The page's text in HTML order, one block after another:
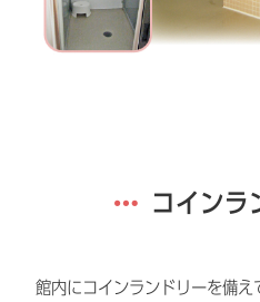
コインラ
館内にコインランドリーを備